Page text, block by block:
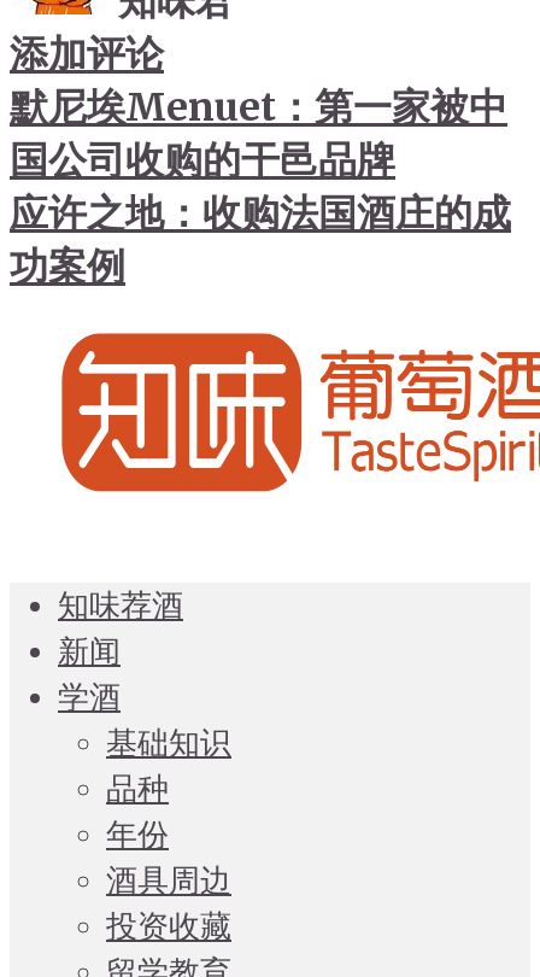
添加评论
默尼埃Menuet：第一家被中
国公司收购的干邑品牌
应许之地：收购法国酒庄的成
功案例
知味荐酒
新闻
学酒
基础知识
品种
年份
酒具周边
投资收藏